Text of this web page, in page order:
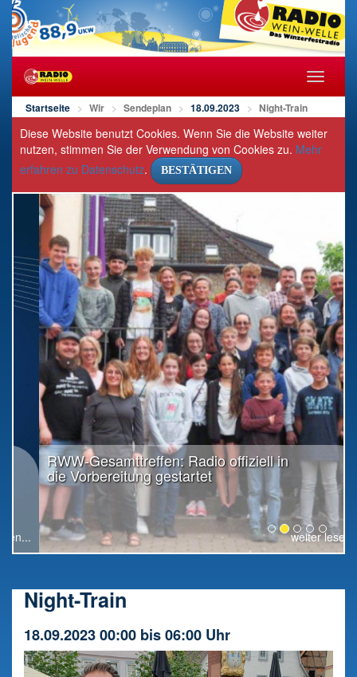
öffnen/
Startseite Wir Sendeplan 18.09.2023 Night-Train
Diese Website benutzt Cookies. Wenn Sie die Website weiter
nutzen, stimmen Sie der Verwendung von Cookies zu. Mehr
erfahren zu Datenschutz. BESTÄTIGEN
RWW-Gesamttreffen: Radio offiziell in
die Vorbereitung gestartet
weiter lesen...
Night-Train
18.09.2023 00:00 bis 06:00 Uhr